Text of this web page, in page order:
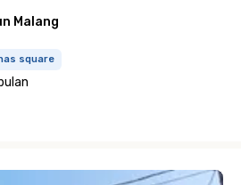
Malang
square
bulan